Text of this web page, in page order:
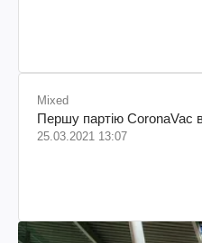
Mixed
Першу партію CoronaVac
25.03.2021 13:07